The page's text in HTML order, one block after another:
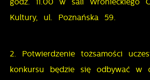
Kultury, ul. Poznańska 59.
2. Potwierdzenie tożsamości
konkursu będzie się odbywać w